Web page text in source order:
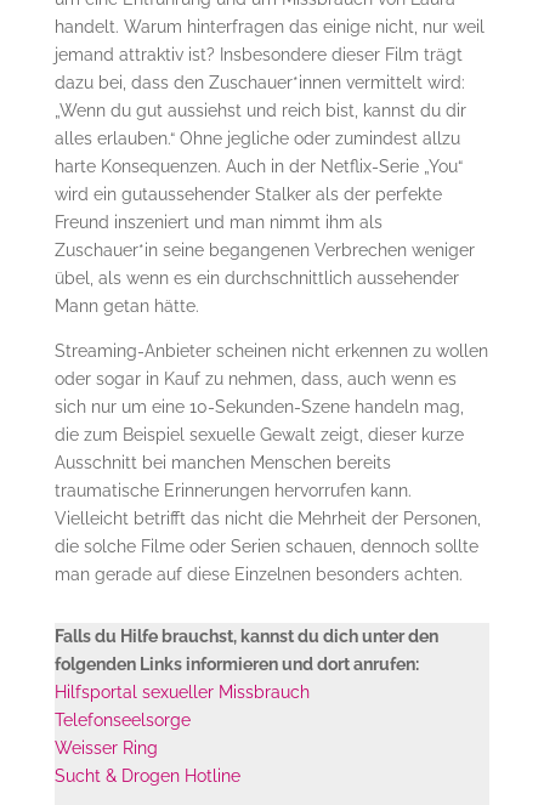
handelt. Warum hinterfragen das einige nicht, nur weil
jemand attraktiv ist? Insbesondere dieser Film trägt
dazu bei, dass den Zuschauer*innen vermittelt wird:
„Wenn du gut aussiehst und reich bist, kannst du dir
alles erlauben.“ Ohne jegliche oder zumindest allzu
harte Konsequenzen. Auch in der Netflix-Serie „You“
wird ein gutaussehender Stalker als der perfekte
Freund inszeniert und man nimmt ihm als
Zuschauer*in seine begangenen Verbrechen weniger
übel, als wenn es ein durchschnittlich aussehender
Mann getan hätte.
Streaming-Anbieter scheinen nicht erkennen zu wollen
oder sogar in Kauf zu nehmen, dass, auch wenn es
sich nur um eine 10-Sekunden-Szene handeln mag,
die zum Beispiel sexuelle Gewalt zeigt, dieser kurze
Ausschnitt bei manchen Menschen bereits
traumatische Erinnerungen hervorrufen kann.
Vielleicht betrifft das nicht die Mehrheit der Personen,
die solche Filme oder Serien schauen, dennoch sollte
man gerade auf diese Einzelnen besonders achten.
Falls du Hilfe brauchst, kannst du dich unter den
folgenden Links informieren und dort anrufen:
Hilfsportal sexueller Missbrauch
Telefonseelsorge
Weisser Ring
Sucht & Drogen Hotline